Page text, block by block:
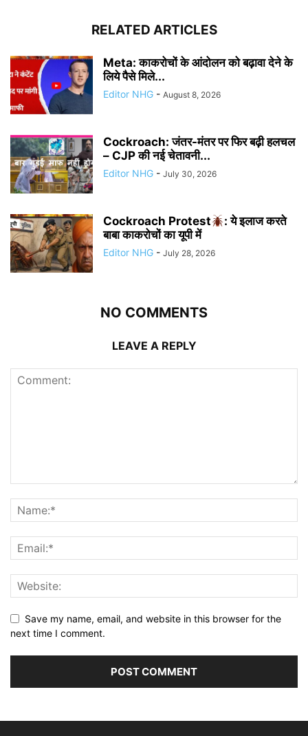
RELATED ARTICLES
Meta: काकरोचों के आंदोलन को बढ़ावा देने के
लिये पैसे मिले...
Editor NHG - August 8, 2026
Cockroach: जंतर-मंतर पर फिर बढ़ी हलचल
– CJP की नई चेतावनी...
Editor NHG - July 30, 2026
Cockroach Protest
: ये इलाज करते
बाबा काकरोचों का यूपी में
Editor NHG - July 28, 2026
NO COMMENTS
LEAVE A REPLY
Save my name, email, and website in this browser for the
next time I comment.